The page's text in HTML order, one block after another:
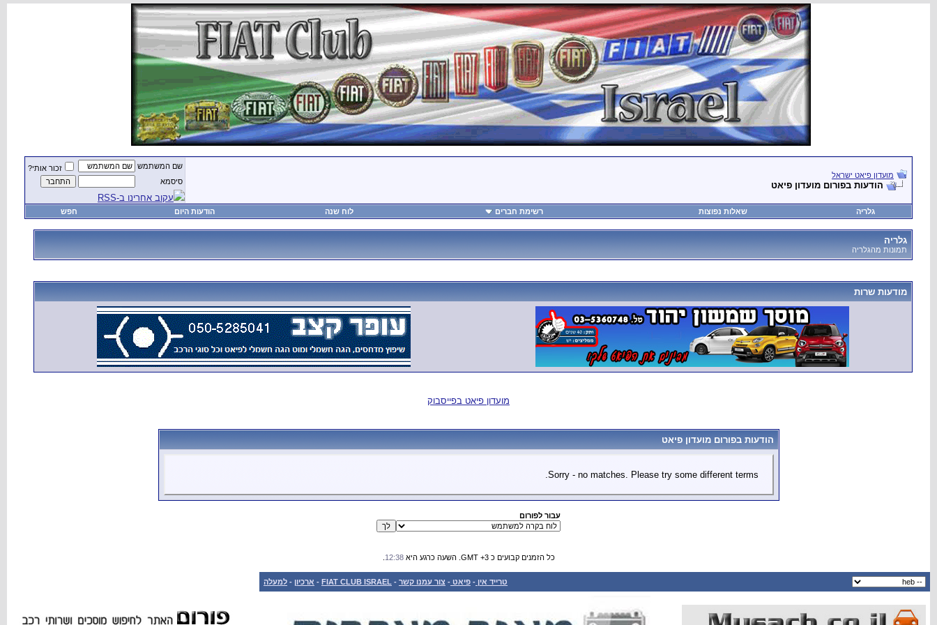
מועדון פיאט ישראל
הודעות בפורום מועדון פיאט
שם המשתמש
זכור אותי?
סיסמא
עקוב אחרינו ב-RSS
גלריה שאלות נפוצות רשימת חברים לוח שנה הודעות היום חפש
גלריה
תמונות מהגלריה
מודעות שרות
מועדון פיאט בפייסבוק
הודעות בפורום מועדון פיאט
Sorry - no matches. Please try some different terms.
עבור לפורום
כל הזמנים קבועים כ GMT +3. השעה כרגע היא 12:38
טרייד אין - פיאט - צור עמנו קשר -
FIAT CLUB ISRAEL
- ארכיון - למעלה